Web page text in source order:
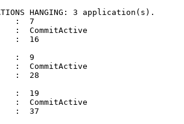
HANGING: 3 application(s).
:  7
CommitActive
:  16
:  9
CommitActive
:  28
:  19
CommitActive
:  37